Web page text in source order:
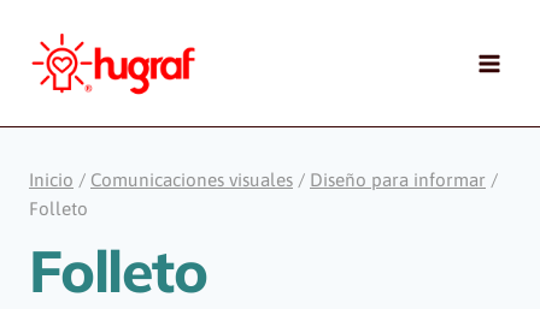
contenido
Inicio / Comunicaciones visuales / Diseño para informar /
Folleto
Folleto